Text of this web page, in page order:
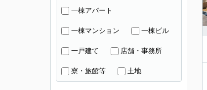
一棟アパート
一棟マンション 一棟ビル
一戸建て 店舗・事務所
寮・旅館等 土地